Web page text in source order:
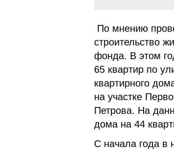
По мнению
строительство
фонда. В этом
65 квартир по
квартирного
на участке
Петрова. На
дома на 44
С начала года в